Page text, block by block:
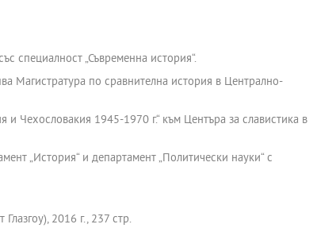
специалност „Съвременна история“.
Магистратура по сравнителна история в Централно-
и Чехословакия 1945-1970 г.“ към Центъра за славистика в
„История“ и департамент „Политически науки“ с
2016 г., 237 стр.